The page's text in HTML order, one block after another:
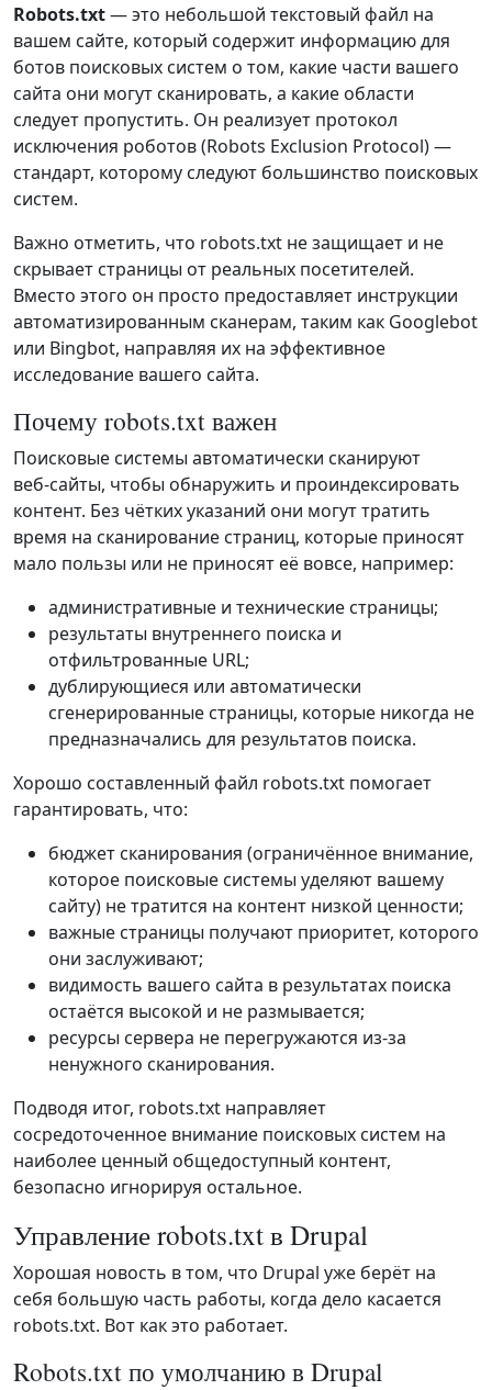
Robots.txt— это небольшой текстовый файл на
вашем сайте, который содержит информацию для
ботов поисковых систем о том, какие части вашего
сайта они могут сканировать, а какие области
следует пропустить. Он реализует протокол
исключения роботов (Robots Exclusion Protocol) —
стандарт, которому следуют большинство поисковых
систем.
Важно отметить, что robots.txt не защищает и не
скрывает страницы от реальных посетителей.
Вместо этого он просто предоставляет инструкции
автоматизированным сканерам, таким как Googlebot
или Bingbot, направляя их на эффективное
исследование вашего сайта.
Почему robots.txt важен
Поисковые системы автоматически сканируют
веб‑сайты, чтобы обнаружить и проиндексировать
контент. Без чётких указаний они могут тратить
время на сканирование страниц, которые приносят
мало пользы или не приносят её вовсе, например:
административные и технические страницы;
результаты внутреннего поиска и
отфильтрованные URL;
дублирующиеся или автоматически
сгенерированные страницы, которые никогда не
предназначались для результатов поиска.
Хорошо составленный файл robots.txt помогает
гарантировать, что:
бюджет сканирования (ограничённое внимание,
которое поисковые системы уделяют вашему
сайту) не тратится на контент низкой ценности;
важные страницы получают приоритет, которого
они заслуживают;
видимость вашего сайта в результатах поиска
остаётся высокой и не размывается;
ресурсы сервера не перегружаются из‑за
ненужного сканирования.
Подводя итог, robots.txt направляет
сосредоточенное внимание поисковых систем на
наиболее ценный общедоступный контент,
безопасно игнорируя остальное.
Управление robots.txt в Drupal
Хорошая новость в том, что Drupal уже берёт на
себя большую часть работы, когда дело касается
robots.txt. Вот как это работает.
Robots.txt по умолчанию в Drupal